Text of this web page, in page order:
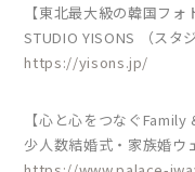
【東北最大級の韓国フォ
STUDIO YISONS （スタ
https://yisons.jp/
【心と心をつなぐ
少人数結婚式・家族婚ウ